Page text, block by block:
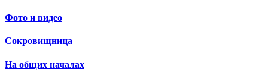
Фото и видео
Сокровищница
На общих началах